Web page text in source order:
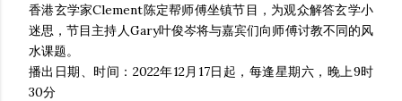
香港玄学家Clement陈定帮师傅坐镇节目，为观众解答玄学小
迷思，节目主持人Gary叶俊岑将与嘉宾们向师傅讨教不同的风
水课题。
播出日期、时间：2022年12月17日起，每逢星期六，晚上9时
30分